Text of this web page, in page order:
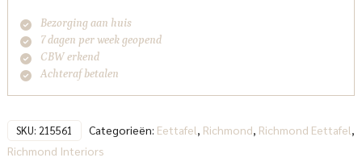
Bezorging aan huis
7 dagen per week geopend
CBW erkend
Achteraf betalen
SKU: 215561 Categorieën: Eettafel Richmond Richmond Eettafel
Richmond Interiors